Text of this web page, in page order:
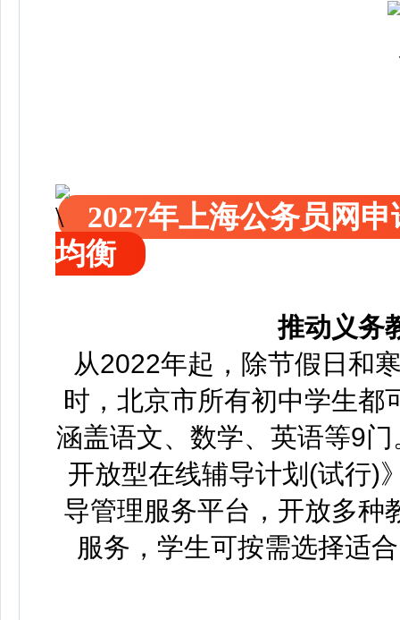
2027年上海公务员网
均衡
推动义务
从2022年起，除节假日和
时，北京市所有初中学生都
涵盖语文、数学、英语等9
开放型在线辅导计划(试行)
导管理服务平台，开放多种
服务，学生可按需选择适